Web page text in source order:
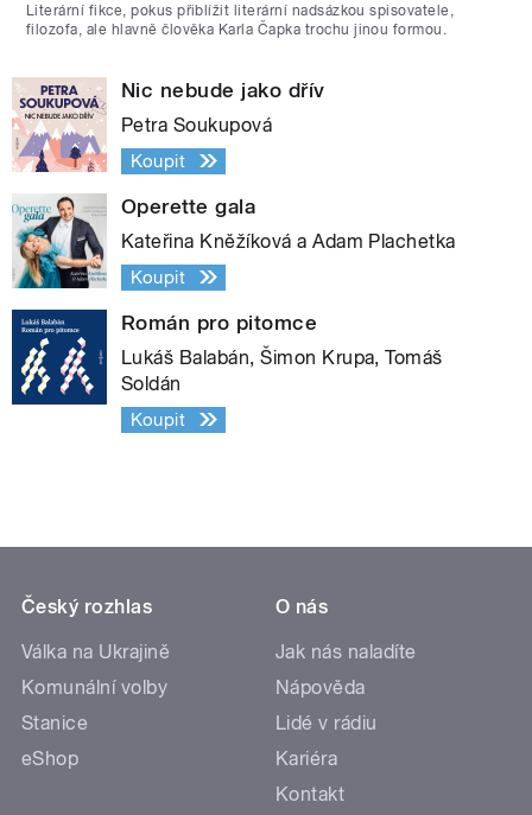
Literární fikce, pokus přiblížit literární nadsázkou spisovatele,
filozofa, ale hlavně člověka Karla Čapka trochu jinou formou.
Nic nebude jako dřív
Petra Soukupová
Koupit
Operette gala
Kateřina Kněžíková a Adam Plachetka
Koupit
Román pro pitomce
Lukáš Balabán, Šimon Krupa, Tomáš
Soldán
Koupit
Český rozhlas
Válka na Ukrajině
Komunální volby
Stanice
eShop
O nás
Jak nás naladíte
Nápověda
Lidé v rádiu
Kariéra
Kontakt